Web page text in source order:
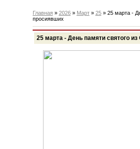
Главная » 2026 » Март » 25» 25 марта -
просиявших
25 марта - День памяти святого